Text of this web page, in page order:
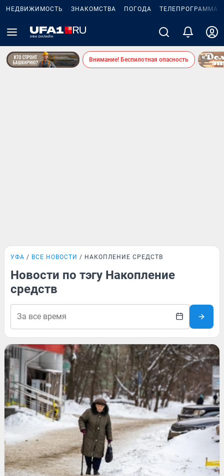
НЕДВИЖИМОСТЬ ЗНАКОМСТВА ПОГОДА ТЕЛЕПРОГРАММА
Внимание! Беспилотная опасность
УФА ВСЕ НОВОСТИ НАКОПЛЕНИЕ СРЕДСТВ
Новости по тэгу Накопление
средств